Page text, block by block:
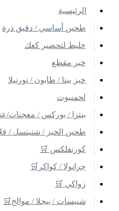
اﻟﺮﺋﻴﺴﻴﺔ
طحين أساسي / دقيق ذرة
خليط لتحضير كعك
خبر مقطع
خبز بيتا / طابون / تورتيلا
لحمنيوت
بيتزا / بوركس / معجنات/
طحين الخبز / شنيتسل /
كورنفلكس 🛒
جرانولا / كواكر🛒
زواكي 🛒
شيبسات / بيجلا / موالح🛒